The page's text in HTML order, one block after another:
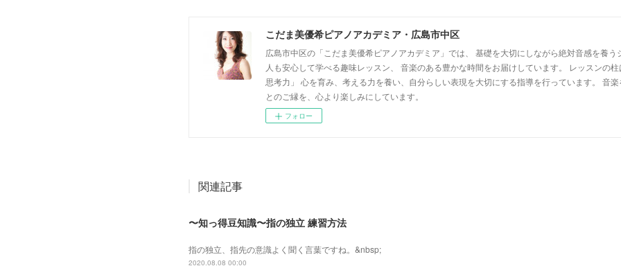
こだま美優希ピアノアカデミア・広島市中区
広島市中区の「こだま美優希ピアノアカデミア」では、 基礎を大切にしながら絶対音感を養
人も安心して学べる趣味レッスン、 音楽のある豊かな時間をお届けしています。 レッスンの
思考力」 心を育み、考える力を養い、自分らしい表現を大切にする指導を行っています。 音
とのご縁を、心より楽しみにしています。
フォロー
関連記事
〜知っ得豆知識〜指の独立 練習方法
指の独立、指先の意識よく聞く言葉ですね。&nbsp;
2020.08.08 00:00